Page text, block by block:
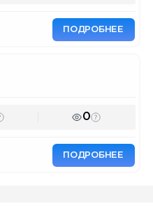
ПОДРОБНЕЕ
0
ПОДРОБНЕЕ